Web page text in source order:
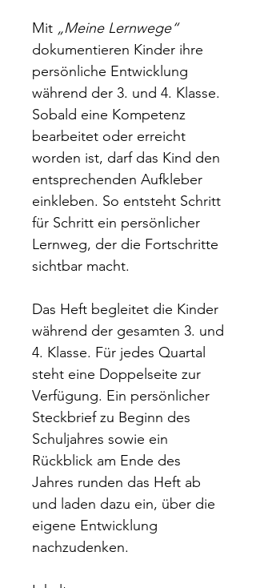
Mit „Meine Lernwege“
dokumentieren Kinder ihre
persönliche Entwicklung
während der 3. und 4. Klasse.
Sobald eine Kompetenz
bearbeitet oder erreicht
worden ist, darf das Kind den
entsprechenden Aufkleber
einkleben. So entsteht Schritt
für Schritt ein persönlicher
Lernweg, der die Fortschritte
sichtbar macht.
Das Heft begleitet die Kinder
während der gesamten 3. und
4. Klasse. Für jedes Quartal
steht eine Doppelseite zur
Verfügung. Ein persönlicher
Steckbrief zu Beginn des
Schuljahres sowie ein
Rückblick am Ende des
Jahres runden das Heft ab
und laden dazu ein, über die
eigene Entwicklung
nachzudenken.